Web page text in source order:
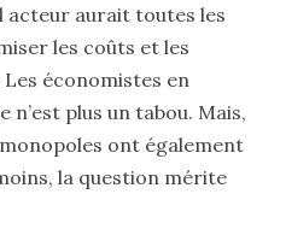
acteur aurait toutes les
les coûts et les
économistes en
plus un tabou. Mais,
ont également
la question mérite